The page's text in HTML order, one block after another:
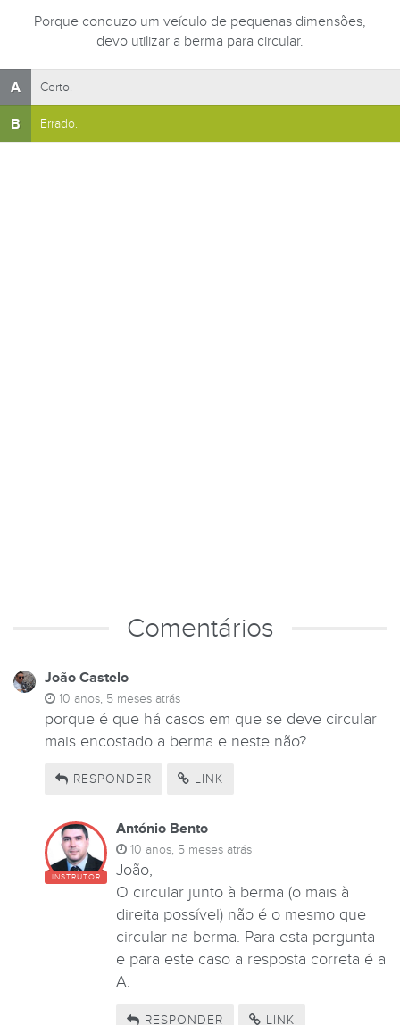
Porque conduzo um veículo de pequenas dimensões,
devo utilizar a berma para circular.
A Certo.
B Errado.
Comentários
João Castelo
10 anos, 5 meses atrás
porque é que há casos em que se deve circular
mais encostado a berma e neste não?
RESPONDER LINK
INSTRUTOR
António Bento
10 anos, 5 meses atrás
João,
O circular junto à berma (o mais à
direita possível) não é o mesmo que
circular na berma. Para esta pergunta
e para este caso a resposta correta é a
A.
RESPONDER LINK